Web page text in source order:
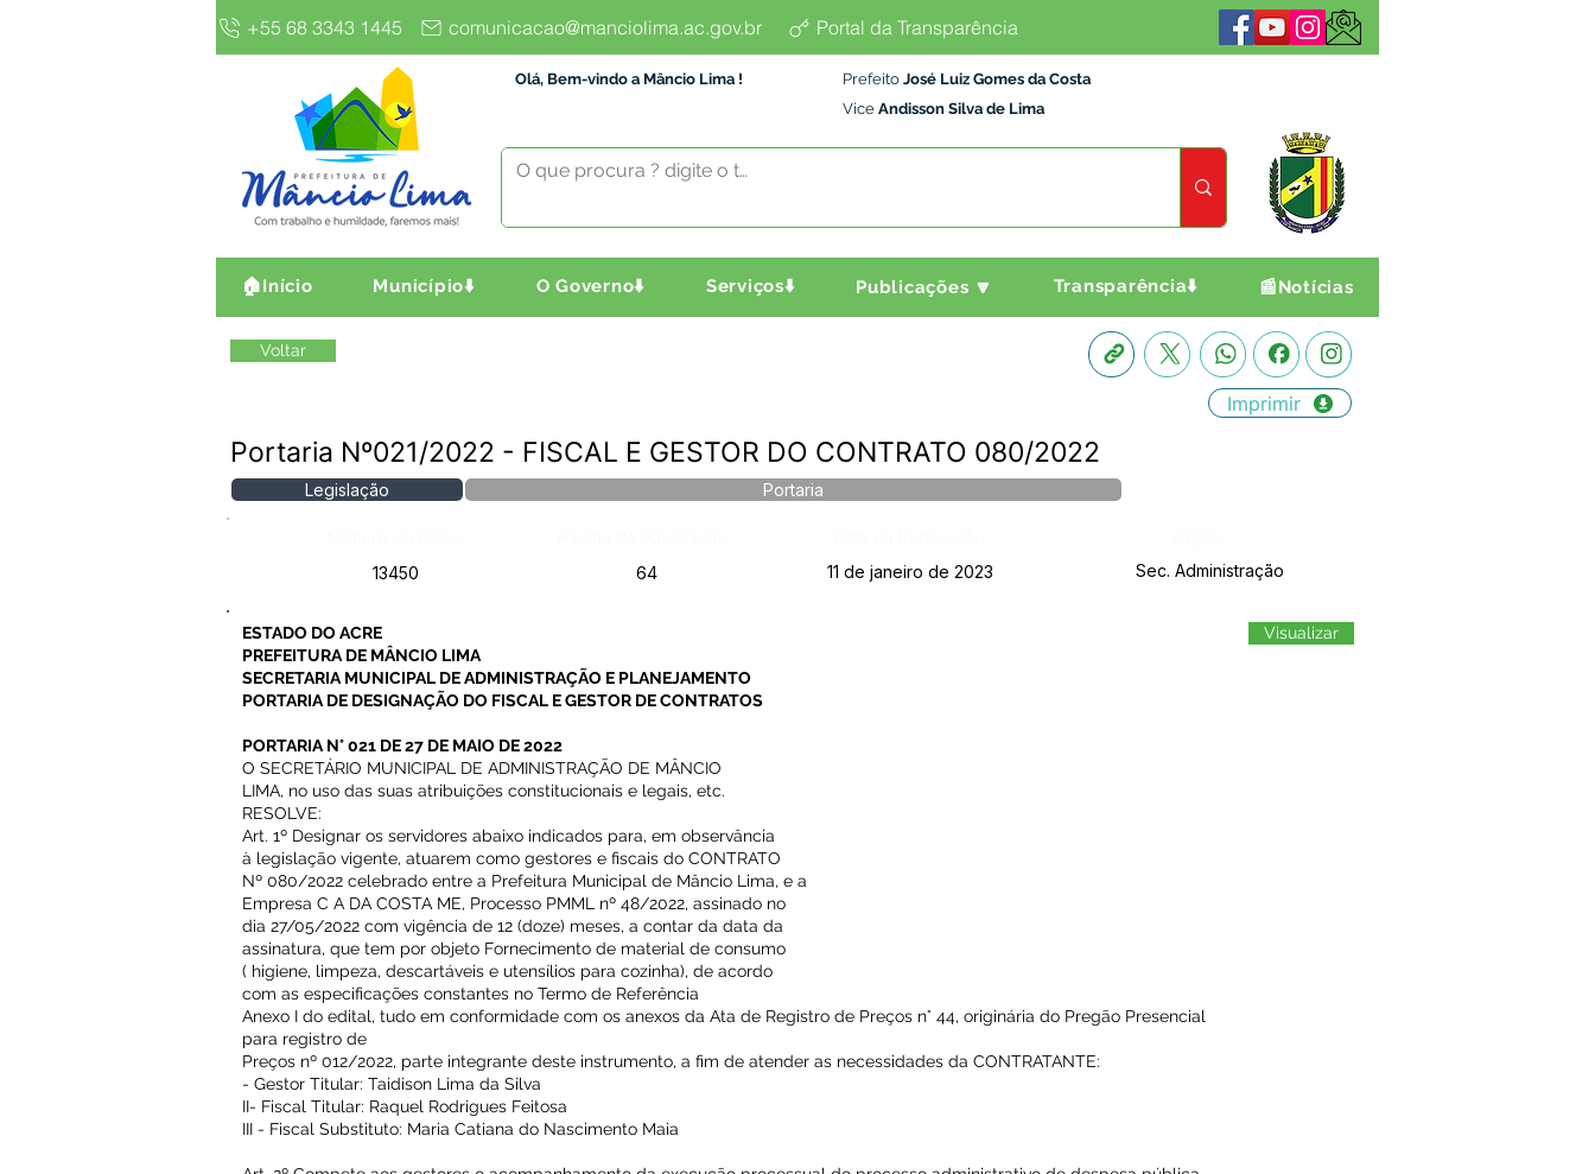
+55 68 3343 1445 comunicacao@manciolima.ac.gov.br Portal da Transparência
Olá, Bem-vindo a Mâncio Lima ! Prefeito José Luiz Gomes da Costa
Vice Andisson Silva de Lima
🏠Início Município⬇️ O Governo⬇️ Serviços⬇️ Publicações 🔽 Transparência⬇️ 📰Notícias
Voltar
Imprimir
Portaria Nº021/2022 - FISCAL E GESTOR DO CONTRATO 080/2022
Legislação Portaria
13450
64 11 de janeiro de 2023 Sec. Administração
ESTADO DO ACRE
PREFEITURA DE MÂNCIO LIMA
SECRETARIA MUNICIPAL DE ADMINISTRAÇÃO E PLANEJAMENTO
PORTARIA DE DESIGNAÇÃO DO FISCAL E GESTOR DE CONTRATOS
PORTARIA N° 021 DE 27 DE MAIO DE 2022
O SECRETÁRIO MUNICIPAL DE ADMINISTRAÇÃO DE MÂNCIO
LIMA, no uso das suas atribuições constitucionais e legais, etc.
RESOLVE:
Art. 1º Designar os servidores abaixo indicados para, em observância
à legislação vigente, atuarem como gestores e fiscais do CONTRATO
Nº 080/2022 celebrado entre a Prefeitura Municipal de Mâncio Lima, e a
Empresa C A DA COSTA ME, Processo PMML nº 48/2022, assinado no
dia 27/05/2022 com vigência de 12 (doze) meses, a contar da data da
assinatura, que tem por objeto Fornecimento de material de consumo
( higiene, limpeza, descartáveis e utensílios para cozinha), de acordo
com as especificações constantes no Termo de Referência
Anexo I do edital, tudo em conformidade com os anexos da Ata de Registro de Preços n° 44, originária do Pregão Presencial
para registro de
Preços nº 012/2022, parte integrante deste instrumento, a fim de atender as necessidades da CONTRATANTE:
- Gestor Titular: Taidison Lima da Silva
II- Fiscal Titular: Raquel Rodrigues Feitosa
III - Fiscal Substituto: Maria Catiana do Nascimento Maia
Visualizar